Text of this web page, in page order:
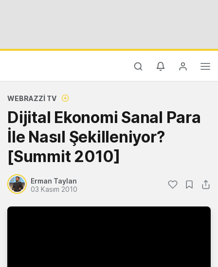
WEBRAZZI TV
Dijital Ekonomi Sanal Para
İle Nasıl Şekilleniyor?
[Summit 2010]
Erman Taylan
03 Kasım 2010